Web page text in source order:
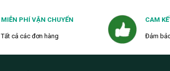
MIỄN PHÍ VẬN CHUYỂN
Tất cả các đơn hàng
CAM
Đảm